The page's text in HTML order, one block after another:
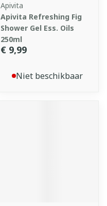
Apivita
Apivita Refreshing Fig
Shower Gel Ess. Oils
250ml
€ 9,99
Niet beschikbaar